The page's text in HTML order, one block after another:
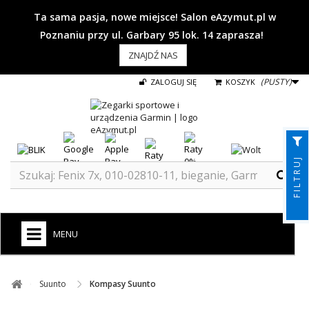
Ta sama pasja, nowe miejsce! Salon eAzymut.pl w
Poznaniu przy ul. Garbary 95 lok. 14 zaprasza!
ZNAJDŹ NAS
KOSZYK (PUSTY)
ZALOGUJ SIĘ
MENU
Suunto ​ Kompasy Suunto
FILTRUJ